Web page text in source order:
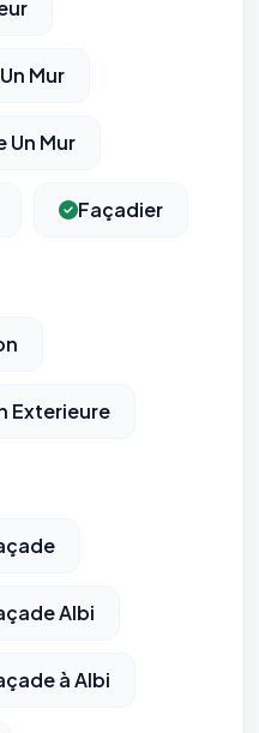
Mur
Un Mur
Façadier
Exterieure
Albi
à Albi